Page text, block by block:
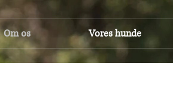
Om os Vores hunde